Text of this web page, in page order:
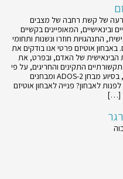
של קשת רחבה של מצבים
ובינאישיים, המאופיינים בקשיים
התנהגויות חוזרו ונשנות ותחומי
באבחון אוטיזם פרטי אנו בודקים את
של האדם, ובפרט, את
התקינים והחריגים, על פי
הגדרת DSM-5, בסיוע מבחן ADOS-2 ומבחנים
לאבחון? פנייה לאבחון אוטיזם
[…]